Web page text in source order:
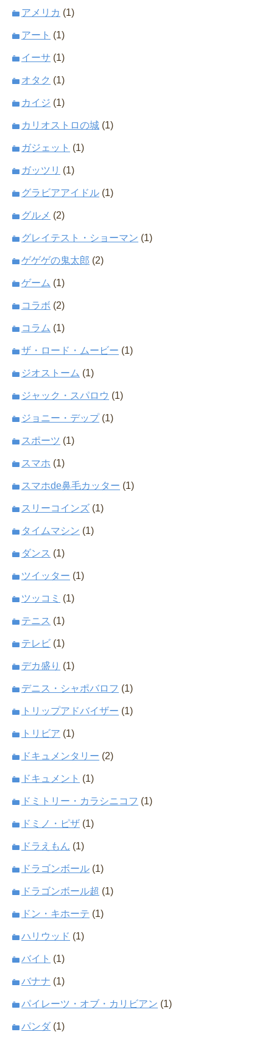
アメリカ (1)
アート (1)
イーサ (1)
オタク (1)
カイジ (1)
カリオストロの城 (1)
ガジェット (1)
ガッツリ (1)
グラビアアイドル (1)
グルメ (2)
グレイテスト・ショーマン (1)
ゲゲゲの鬼太郎 (2)
ゲーム (1)
コラボ (2)
コラム (1)
ザ・ロード・ムービー (1)
ジオストーム (1)
ジャック・スパロウ (1)
ジョニー・デップ(1)
スポーツ (1)
スマホ (1)
スマホde鼻毛カッター (1)
スリーコインズ (1)
タイムマシン (1)
ダンス (1)
ツイッター (1)
ツッコミ (1)
テニス (1)
テレビ (1)
デカ盛り (1)
デニス・シャポバロフ (1)
トリップアドバイザー (1)
トリビア (1)
ドキュメンタリー (2)
ドキュメント (1)
ドミトリー・カラシニコフ (1)
ドミノ・ピザ (1)
ドラえもん (1)
ドラゴンボール (1)
ドラゴンボール超 (1)
ドン・キホーテ (1)
ハリウッド (1)
バイト (1)
バナナ (1)
パイレーツ・オブ・カリビアン (1)
パンダ (1)